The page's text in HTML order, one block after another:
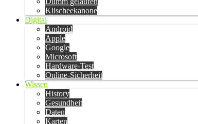
Klischeekanone
Digital
Android
Apple
Google
Microsoft
Hardware-Test
Online-Sicherheit
Wissen
History
Gesundheit
Daten
Karten